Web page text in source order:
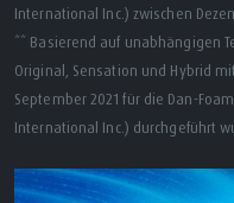
International Inc.) zwischen
** Basierend auf unabhängigen
Original, Sensation und Hybrid mit
September 2021 für die Dan-
International Inc.) durchgeführt